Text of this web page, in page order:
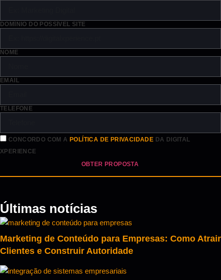
DOMÍNIO DO POSSÍVEL SITE
NOME
EMAIL
TELEFONE
CONCORDO COM APOLÍTICA DE PRIVACIDADE DA DIGITAL
XPERIENCE
OBTER PROPOSTA
Últimas notícias
Marketing de Conteúdo para Empresas: Como Atrair
Clientes e Construir Autoridade